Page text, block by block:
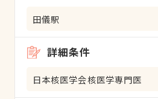
田儀駅
詳細条件
日本核医学会核医学専門医